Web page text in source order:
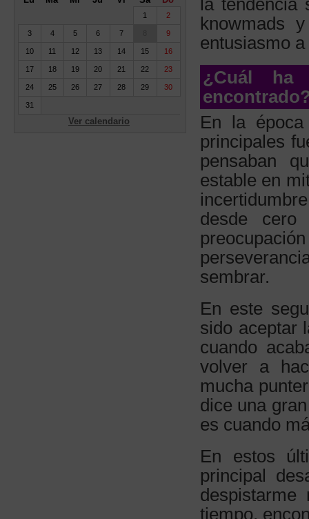
1 2
3 4 5 6 7 9
10 11 12 13 14 15 16
17 18 19 20 21 22 23
24 25 26 27 28 29 30
31
Ver calendario
la tendencia
knowmads
entusiasmo
¿Cuál ha
En la época
principales
pensaban
estable en
desde
sembrar.
En este
sido aceptar
cuando
volver a
mucha
dice una
es cuando
En estos
principal
tiempo,